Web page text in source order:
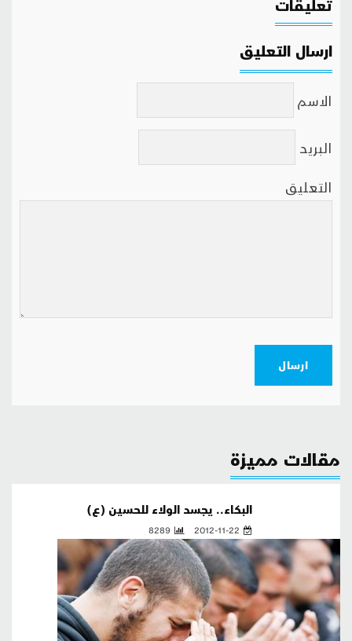
تعليقات
ارسال التعليق
الاسم
البريد
التعليق
ارسال
مقالات مميزة
البكاء.. يجسد الولاء للحسين (ع)
2012-11-22
8289